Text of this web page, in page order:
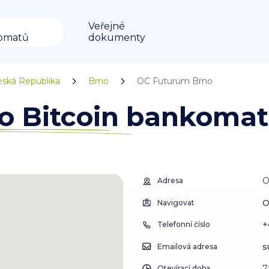
Veřejné
dokumenty
Republika Brno OC Futurum Brno
Bitcoin bankomat
Adresa
Navigovat
Telefonní číslo
Emailová adresa